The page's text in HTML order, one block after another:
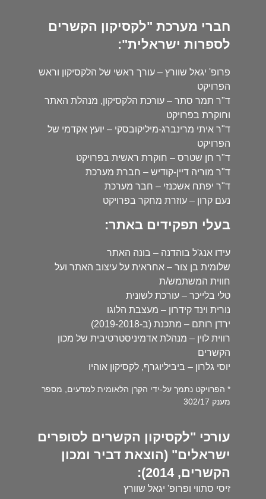
חברי מערכת "לקסיקון הקשרים
לספרות ישראלית":
פרופ' יגאל שוורץ – עורך ראשי של הלקסיקון וראש
הפרויקט
ד"ר תמר סתר – עורכת הלקסיקון, מנהלת האתר
וחוקרת בפרויקט
ד"ר איתי מרינברג-מיליקובסקי – יועץ אקדמי של
הפרויקט
ד"ר חן שטרס – חוקרת ראשית בפרויקט
ד"ר מוריה דיין-קודיש – חברת מערכת
ד"ר יפתח אשכנזי – חבר מערכת
נעם קרון – עוזרת מחקר בפרויקט
בעלי תפקידים באתר:
עידו אנג'ל בוהדנה – בונה האתר
שלומית בן צור – אחראית על עיצוב האתר ועל
חווית המשתמש/ת
טלי בלייכר – עורכת לשונית
נורית וינד קידרון – מעצבת הלוגו
ירדן רותם – מתכנת (ב-2019-2018)
רווית לוין – מנהלת אדמיניסטרטיבית של מכון
הקשרים
יוסי גלרון – ביביליוגרף, לקסיקון אוהיו
* הפרויקט נתמך על-ידי הקרן הלאומית למדעים, מספר
מענק 302/17
עורכי "לקסיקון הקשרים לסופרים
ישראלים" (הוצאת דביר ומכון
הקשרים, 2014):
זיסי סתווי ופרופ' יגאל שוורץ